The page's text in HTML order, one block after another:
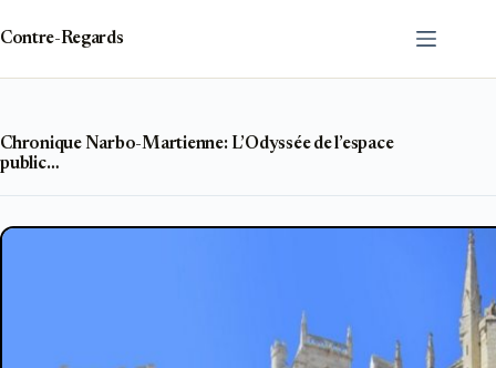
contenu
Contre-Regards
Chronique Narbo-Martienne: L’Odyssée de l’espace
public…